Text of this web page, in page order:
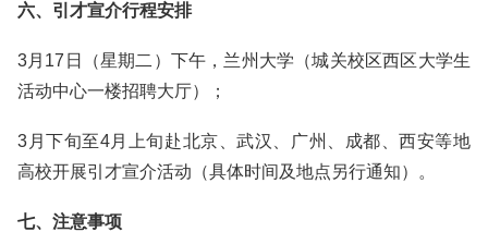
六、引才宣介行程安排
3月17日（星期二）下午，兰州大学（城关校区西区大学生
活动中心一楼招聘大厅）；
3月下旬至4月上旬赴北京、武汉、广州、成都、西安等地
高校开展引才宣介活动（具体时间及地点另行通知）。
七、注意事项